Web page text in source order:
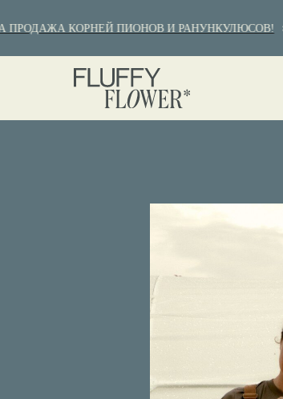
КОРНЕЙ ПИОНОВ И РАНУНКУЛЮСОВ!